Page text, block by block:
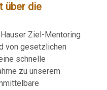
über die
Ziel-Mentoring
von gesetzlichen
schnelle
zu unserem